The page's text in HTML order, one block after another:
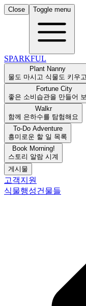
Close Toggle menu
SPARKFUL
Plant Nanny
물도 마시고 식물도 키우고
Fortune City
좋은 소비습관을 만들어
Walkr
함께 은하수를 탐험해요
To-Do Adventure
흥미로운 할 일 목록
Book Morning!
스토리 알람 시계
게시물
고객지원
식물행성건물들